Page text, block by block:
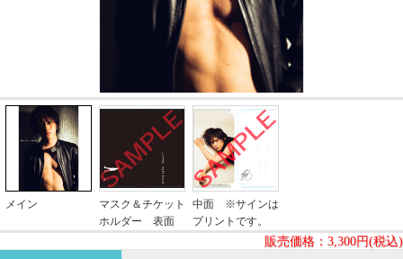
メイン
マスク＆チケット
ホルダー 表面
中面 ※サインは
プリントです。
販売価格： 3,300円(税込)